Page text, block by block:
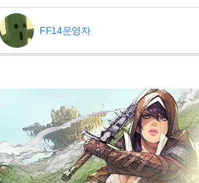
FF14운영자